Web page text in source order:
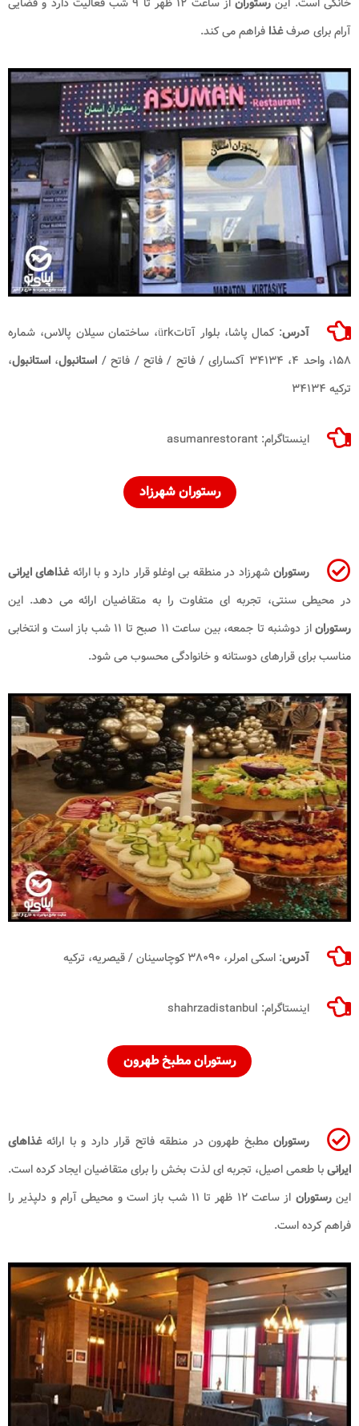
آرام برای صرفغذا فراهم می کند.
آدرس
: کمال پاشا، بلوار آتاتürk، ساختمان سیلان پالاس، شماره
۱۵۸، واحد ۴، ۳۴۱۳۴ آکسارای / فاتح / فاتح / فاتح /
استانبول، استانبول،
ترکیه ۳۴۱۳۴
اینستاگرام: asumanrestorant
رستوران شهرزاد
رستورانشهرزاد در منطقه بی اوغلو قرار دارد و با ارائهغذاهای ایرانی
در محیطی سنتی، تجربه ای متفاوت را به متقاضیان ارائه می دهد. این
رستوران
از دوشنبه تا جمعه، بین ساعت ۱۱ صبح تا ۱۱ شب باز است و انتخابی
مناسب برای قرارهای دوستانه و خانوادگی محسوب می شود.
آدرس: اسکی امرلر، ۳۸۰۹۰ کوچاسینان / قیصریه، ترکیه
اینستاگرام: shahrzadistanbul
رستوران مطبخ طهرون
رستورانمطبخ طهرون در منطقه فاتح قرار دارد و با ارائهغذاهای
ایرانیبا طعمی اصیل، تجربه ای لذت بخش را برای متقاضیان ایجاد کرده است.
اینرستوران
از ساعت ۱۲ ظهر تا ۱۱ شب باز است و محیطی آرام و دلپذیر را
فراهم کرده است.